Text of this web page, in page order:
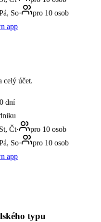
So·
pro 10 osob
app
celý účet.
dní
St, Čt·
pro 10 osob
So·
pro 10 osob
app
typu